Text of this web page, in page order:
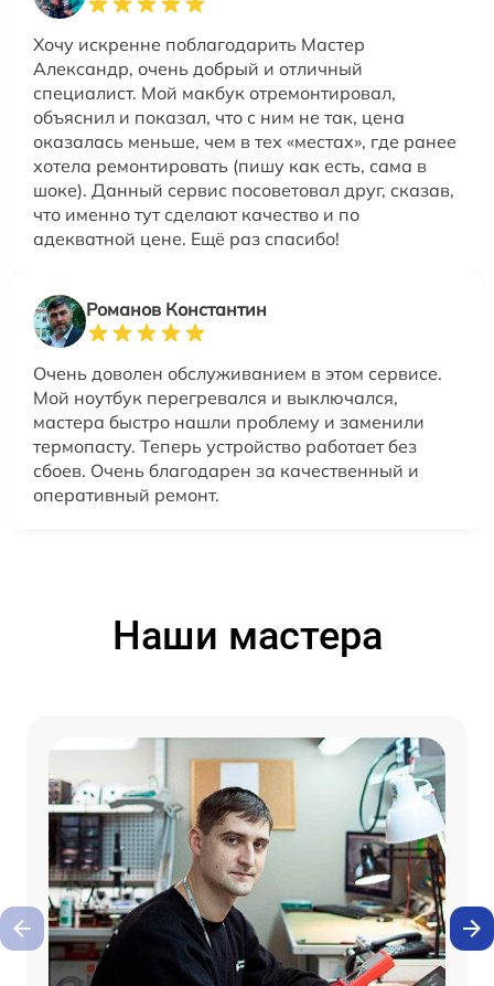
Хочу искренне поблагодарить Мастер
Александр, очень добрый и отличный
специалист. Мой макбук отремонтировал,
объяснил и показал, что с ним не так, цена
оказалась меньше, чем в тех «местах», где ранее
хотела ремонтировать (пишу как есть, сама в
шоке). Данный сервис посоветовал друг, сказав,
что именно тут сделают качество и по
адекватной цене. Ещё раз спасибо!
Романов Константин
Очень доволен обслуживанием в этом сервисе.
Мой ноутбук перегревался и выключался,
мастера быстро нашли проблему и заменили
термопасту. Теперь устройство работает без
сбоев. Очень благодарен за качественный и
оперативный ремонт.
Наши мастера